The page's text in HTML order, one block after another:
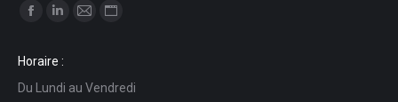
Ci puoi trovare su:
opens
in
opens
in
in
opens
Horaire :
Du Lundi au Vendredi